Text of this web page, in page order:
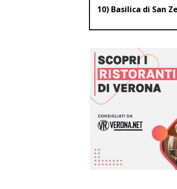
10) Basilica di San